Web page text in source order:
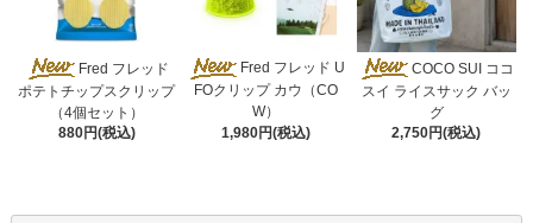
Fred フレッド
ポテトチップスクリップ
（4個セット）
880円(税込)
Fred フレッド U
FOクリップ カウ（CO
W）
1,980円(税込)
COCO SUI ココ
スイ ライスサック バッ
グ
2,750円(税込)